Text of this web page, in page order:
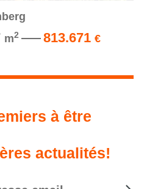
m2 813.671 €
à être
actualités!